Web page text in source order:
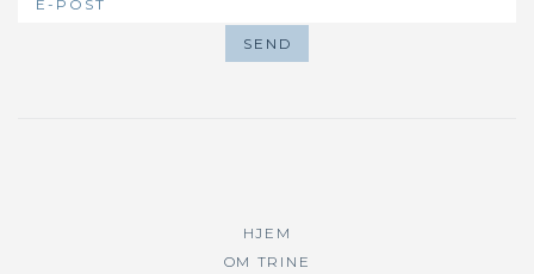
HJEM
OM TRINE